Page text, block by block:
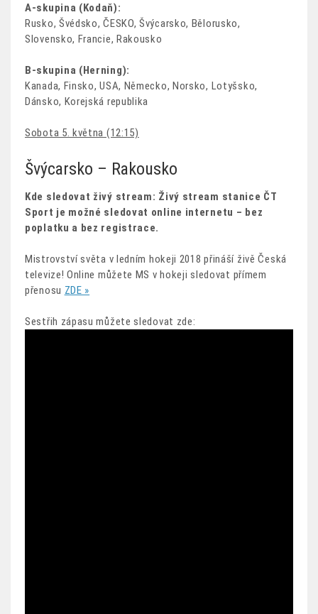
A-skupina (Kodaň):
Rusko, Švédsko, ČESKO, Švýcarsko, Bělorusko,
Slovensko, Francie, Rakousko
B-skupina (Herning):
Kanada, Finsko, USA, Německo, Norsko, Lotyšsko,
Dánsko, Korejská republika
Sobota 5. května (12:15)
Švýcarsko – Rakousko
Kde sledovat živý stream: Živý stream stanice ČT
Sport je možné sledovat online internetu – bez
poplatku a bez registrace.
Mistrovství světa v ledním hokeji 2018 přináší živě Česká
televize! Online můžete MS v hokeji sledovat přímem
přenosu ZDE »
Sestřih zápasu můžete sledovat zde: